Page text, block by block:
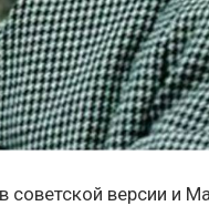
советской версии и